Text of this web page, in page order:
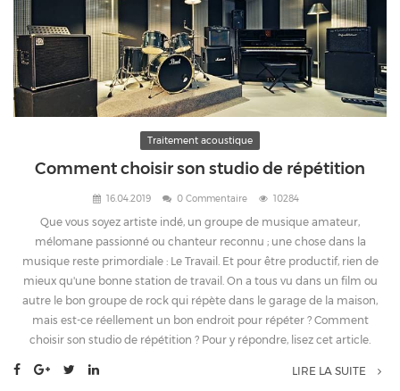
Traitement acoustique
Comment choisir son studio de répétition
16.04.2019 0 Commentaire 10284
Que vous soyez artiste indé, un groupe de musique amateur,
mélomane passionné ou chanteur reconnu ; une chose dans la
musique reste primordiale : Le Travail. Et pour être productif, rien de
mieux qu'une bonne station de travail. On a tous vu dans un film ou
autre le bon groupe de rock qui répète dans le garage de la maison,
mais est-ce réellement un bon endroit pour répéter ? Comment
choisir son studio de répétition ? Pour y répondre, lisez cet article.
LIRE LA SUITE